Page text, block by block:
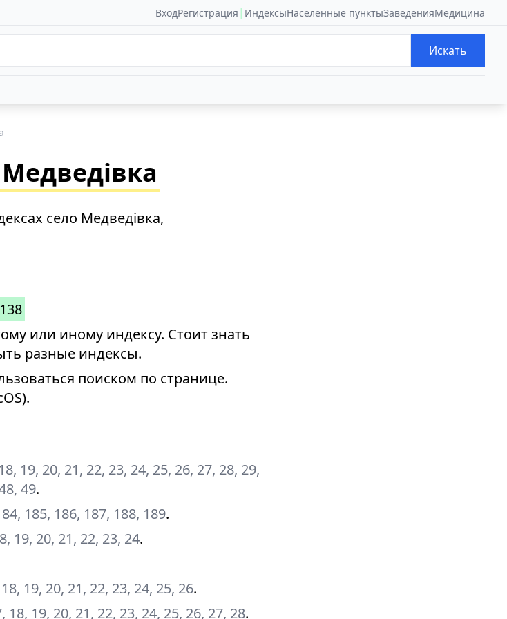
ВходРегистрация | ИндексыНаселенные пунктыЗаведенияМедицина
Искать
село Медведівка,
или иному индексу. Стоит знать
разные индексы.
поиском по странице.
19, 20, 21, 22, 23, 24, 25, 26, 27, 28, 29,
49.
185, 186, 187, 188, 189.
19, 20, 21, 22, 23, 24.
19, 20, 21, 22, 23, 24, 25, 26.
18, 19, 20, 21, 22, 23, 24, 25, 26, 27, 28.